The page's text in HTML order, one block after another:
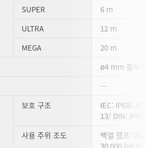
SUPER
6 m
ULTRA
12 m
MEGA
20 m
ø4 mm 불투
―
보호 구조
IEC: IP68/
13/ DIN:
사용 주위 조도
백열 램프:
30,000 lux 이